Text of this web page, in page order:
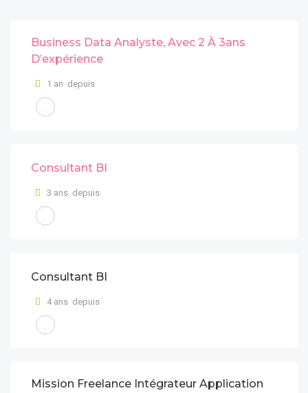
Business Data Analyste, Avec 2 À 3ans
D’expérience
1 an depuis
Consultant BI
3 ans depuis
Consultant BI
4 ans depuis
Mission Freelance Intégrateur Application